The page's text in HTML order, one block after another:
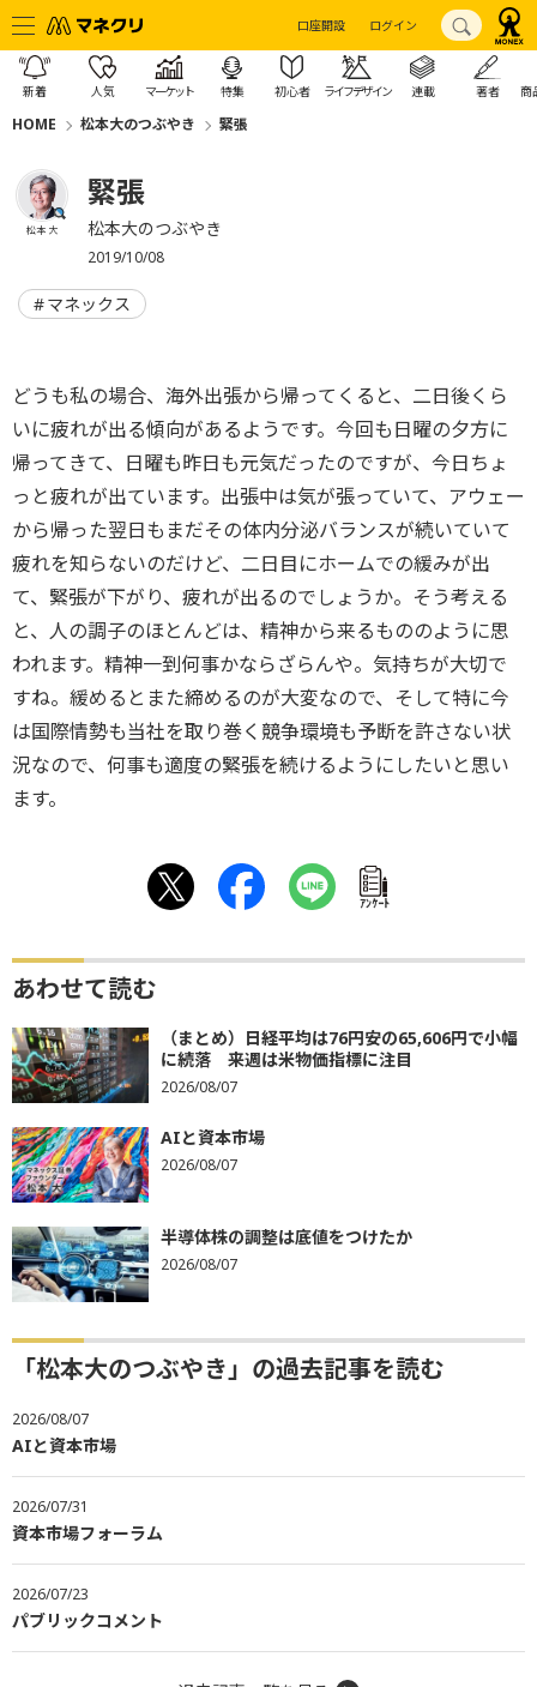
口座開設 ログイン
新着 人気 マーケット 特集 初心者 ライフデザイン 連載 著者 商
HOME 松本大のつぶやき 緊張
松本 大
緊張
松本大のつぶやき
2019/10/08
マネックス
どうも私の場合、海外出張から帰ってくると、二日後くら
いに疲れが出る傾向があるようです。今回も日曜の夕方に
帰ってきて、日曜も昨日も元気だったのですが、今日ちょ
っと疲れが出ています。出張中は気が張っていて、アウェー
から帰った翌日もまだその体内分泌バランスが続いていて
疲れを知らないのだけど、二日目にホームでの緩みが出
て、緊張が下がり、疲れが出るのでしょうか。そう考える
と、人の調子のほとんどは、精神から来るもののように思
われます。精神一到何事かならざらんや。気持ちが大切で
すね。緩めるとまた締めるのが大変なので、そして特に今
は国際情勢も当社を取り巻く競争環境も予断を許さない状
況なので、何事も適度の緊張を続けるようにしたいと思い
ます。
ｱﾝｹｰﾄ
あわせて読む
（まとめ）日経平均は76円安の65,606円で小幅
に続落 来週は米物価指標に注目
2026/08/07
AIと資本市場
2026/08/07
半導体株の調整は底値をつけたか
2026/08/07
「松本大のつぶやき」の過去記事を読む
2026/08/07
AIと資本市場
2026/07/31
資本市場フォーラム
2026/07/23
パブリックコメント